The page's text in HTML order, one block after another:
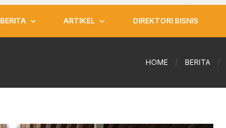
BERITA ARTIKEL DIREKTORI BISNIS
HOME / BERITA /